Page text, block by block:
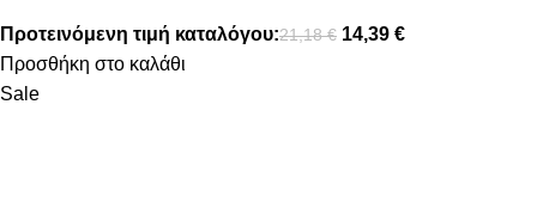
Προτεινόμενη τιμή καταλόγου:21,18€ 14,39 €
Προσθήκη στο καλάθι
Sale